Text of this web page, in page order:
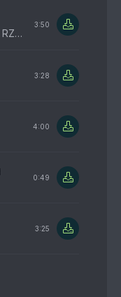
Masta Killa feat. U-God, RZA, and Method Man
3:50
3:28
4:00
0:49
3:25